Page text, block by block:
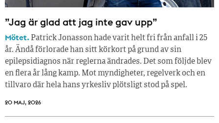
”Jag är glad att jag inte gav upp”
Mötet. Patrick Jonasson hade varit helt fri från anfall i 25
år. Ändå förlorade han sitt körkort på grund av sin
epilepsidiagnos när reglerna ändrades. Det som följde blev
en flera år lång kamp. Mot myndigheter, regelverk och en
tillvaro där hela hans yrkesliv plötsligt stod på spel.
20 MAJ, 2026